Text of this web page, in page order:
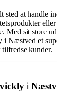
at handle
eller
Med sit store
i Næstved et
kunder.
i